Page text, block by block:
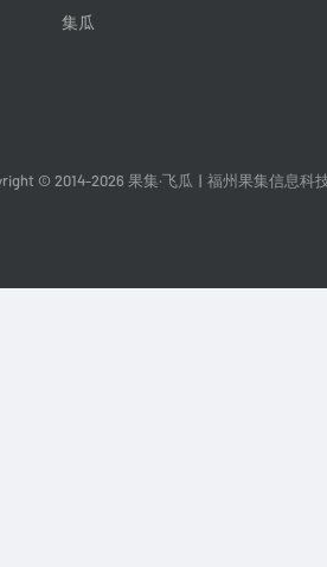
集瓜
© 2014-2026 果集·飞瓜 福州果集信息科